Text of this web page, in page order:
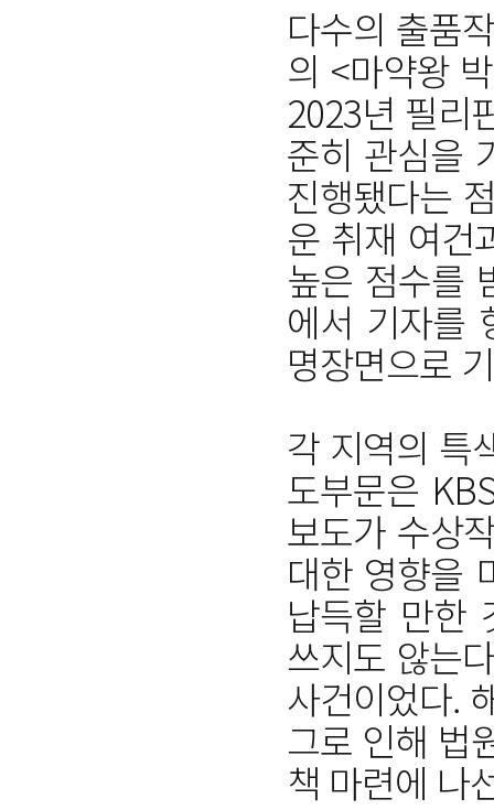
다수의 출품
의 <마약왕
2023년 필리
준히 관심을
진행됐다는
운 취재 여건
높은 점수를
에서 기자를
명장면으로
각 지역의 특
도부문은
보도가 수상
대한 영향을
납득할 만한
쓰지도 않는
사건이었다.
그로 인해 법
책 마련에 나